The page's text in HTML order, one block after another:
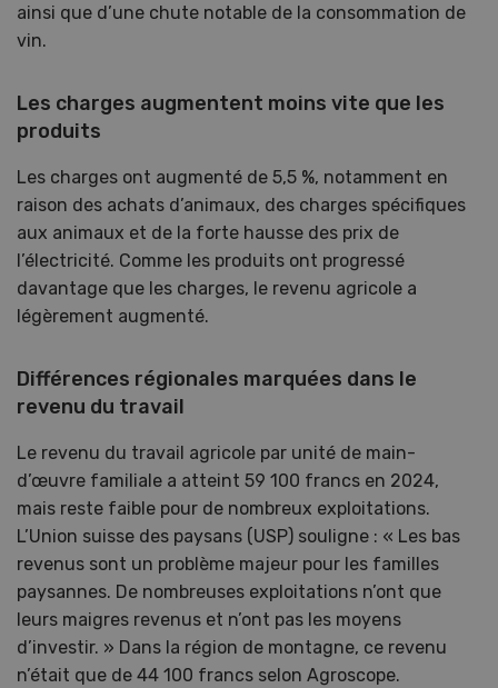
ainsi que d’une chute notable de la consommation de
vin.
Les charges augmentent moins vite que les
produits
Les charges ont augmenté de 5,5 %, notamment en
raison des achats d’animaux, des charges spécifiques
aux animaux et de la forte hausse des prix de
l’électricité. Comme les produits ont progressé
davantage que les charges, le revenu agricole a
légèrement augmenté.
Différences régionales marquées dans le
revenu du travail
Le revenu du travail agricole par unité de main-
d’œuvre familiale a atteint 59 100 francs en 2024,
mais reste faible pour de nombreux exploitations.
L’Union suisse des paysans (USP) souligne : « Les bas
revenus sont un problème majeur pour les familles
paysannes. De nombreuses exploitations n’ont que
leurs maigres revenus et n’ont pas les moyens
d’investir. » Dans la région de montagne, ce revenu
n’était que de 44 100 francs selon Agroscope.